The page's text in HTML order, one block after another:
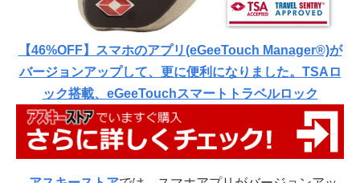
【46%OFF】スマホのアプリ(eGeeTouch Manager®)が
バージョンアップして、更に便利になりました。TSAロ
ック搭載、eGeeTouchスマートトラベルロック